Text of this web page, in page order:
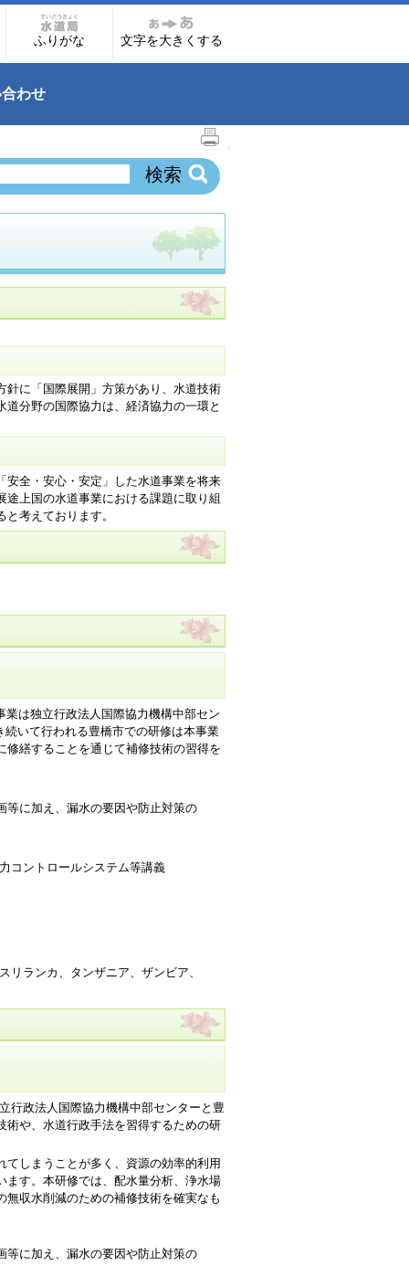
ふりがな 文字を大きくする
わせ
に「国際展開」方策があり、水道技術
分野の国際協力は、経済協力の一環と
全・安心・安定」した水道事業を将来
上国の水道事業における課題に取り組
考えております。
は独立行政法人国際協力機構中部セン
いて行われる豊橋市での研修は本事業
繕することを通じて補修技術の習得を
に加え、漏水の要因や防止対策の
コントロールシステム等講義
ンカ、タンザニア、ザンビア、
政法人国際協力機構中部センターと豊
術や、水道行政手法を習得するための研
しまうことが多く、資源の効率的利用
ます。本研修では、配水量分析、浄水場
収水削減のための補修技術を確実なも
に加え、漏水の要因や防止対策の